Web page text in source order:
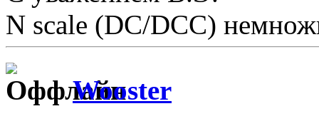
N scale (DC/DCC)
Wooster